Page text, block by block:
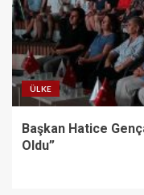
ÜLKE
Başkan Hatice
Oldu”